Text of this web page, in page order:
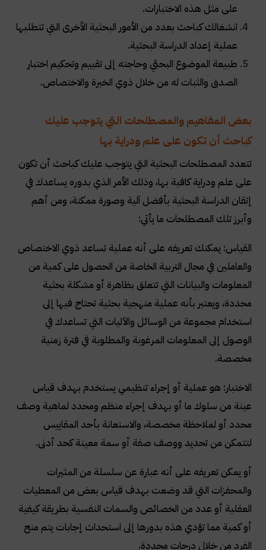
على مثل هذه الاختبارات.
انشغالك كباحث بعدد من الأمور البحثية الأخرى التي تتطلبها
عملية إعداد الدراسة البحثية.
طبيعة الموضوع البحثي وحاجته إلى تقييم وتحكيم اختبار
الصدق والثبات له من خلال ذوي الخبرة والاختصاص.
بعض المفاهيم والمصطلحات التي يتوجب عليك
كباحث أن تكون على علم ودراية بها
تتعدد المصطلحات البحثية التي يتوجب عليك كباحث أن تكون
على علم ودراية كافية بها، وذلك الأمر الذي بدوره يساعدك في
إتقان الدراسة البحثية بأفضل آلية وصورة ممكنة، ومن أهم
وأبرز تلك المصطلحات ما يأتي:
القياس: يمكنك تعريفه على أنه عملية تساعد ذوي الاختصاص
والعاملين في مجال التربية الخاصة من الحصول على كمية من
المعلومات والبيانات التي تتعلق بظاهرة أو مشكلة بحثية
محددة، ويعتبر بأنه عملية منهجية بحثية تحتاج فيها إلى
استخدام مجموعة من الوسائل والآليات التي تساعدك في
الوصول إلى المعلومات المرغوبة والمطلوبة في فترة زمنية
مخصصة.
الاختبار: هو عملية أو إجراء تنظيمي يستخدم بهدف قياس
عينة من سلوك ما أو بهدف إجراء منظم ومحدد لماهية وصف
محدد أو لملاحظة مخصصة، والاستعانة بأحد المقاييس
لتتمكن من تحديد ووصف صفة أو سمة معينة كحد أدنى.
أو يمكن تعريفه على أنه عبارة عن سلسلة من المثيرات
والمحفزات التي قد وضعت بهدف قياس بعض من المعطيات
العقلية أو عدد من الخصائص والسمات النفسية بطريقة كيفية
أو كمية مما تؤدي هذه بدورها إلى استحداث إجابات يتم منح
الفرد من خلال درجات محددة.